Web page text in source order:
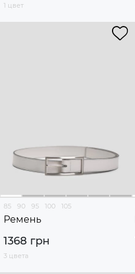
1 цвет
85 90 95 100 105
Ремень
1368 грн
3 цвета